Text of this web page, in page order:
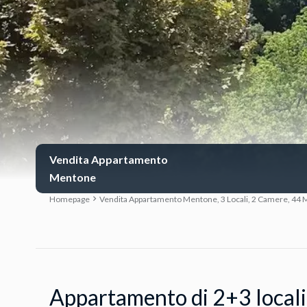
Vendita Appartamento
Mentone
Homepage Vendita Appartamento Mentone, 3 Locali, 2 Camere, 44
Appartamento di 2+3